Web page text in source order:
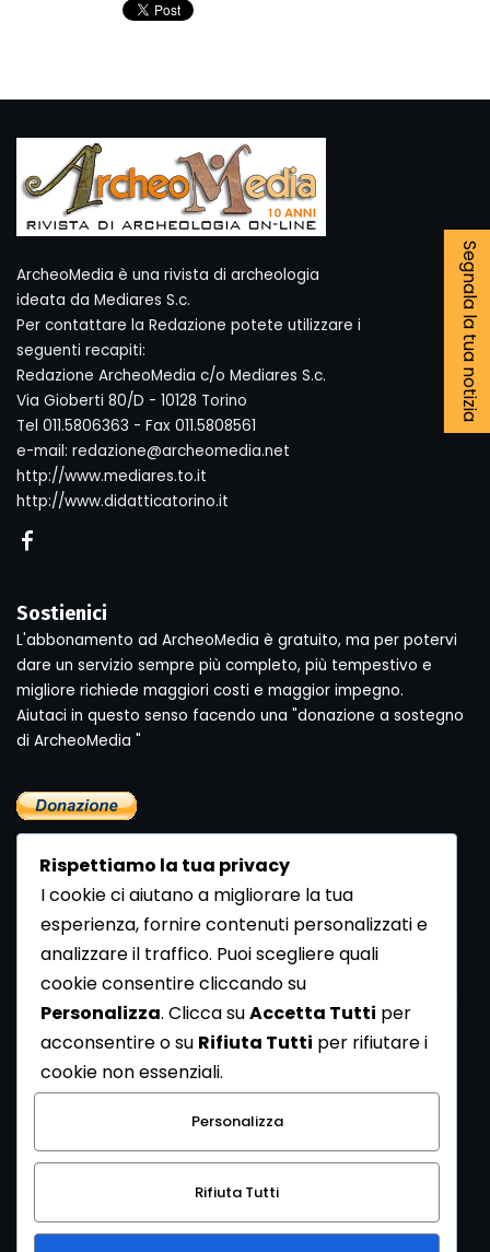
Segnala la tua notizia
ArcheoMedia è una rivista di archeologia
ideata da Mediares S.c.
Per contattare la Redazione potete utilizzare i
seguenti recapiti:
Redazione ArcheoMedia c/o Mediares S.c.
Via Gioberti 80/D - 10128 Torino
Tel 011.5806363 - Fax 011.5808561
e-mail: redazione@archeomedia.net
http://www.mediares.to.it
http://www.didatticatorino.it
Sostienici
L'abbonamento ad ArcheoMedia è gratuito, ma per potervi
dare un servizio sempre più completo, più tempestivo e
migliore richiede maggiori costi e maggior impegno.
Aiutaci in questo senso facendo una "donazione a sostegno
di ArcheoMedia "
Newsletter
Se vuoi ricevere la Rivista gratuita di archeologia realizzata
dalla Redazione di ArcheoMedia iscriviti alla nostra
Newsletter [Clicca Qui]
Con l'invio del messaggio l'utente dichiara di aver letto
l’informativa sulla privacy e di acconsentire al trattamento
dei propri dati personali.
Rispettiamo la tua privacy
I cookie ci aiutano a migliorare la tua
esperienza, fornire contenuti personalizzati e
analizzare il traffico. Puoi scegliere quali
cookie consentire cliccando su
Personalizza. Clicca suAccetta Tutti per
acconsentire o su Rifiuta Tutti per rifiutare i
cookie non essenziali.
Personalizza
Rifiuta Tutti